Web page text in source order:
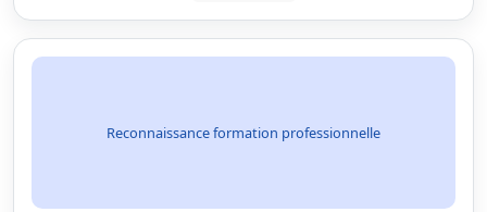
Reconnaissance formation professionnelle